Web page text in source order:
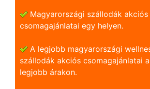
Magyarországi szállodák akciós
csomagajánlatai egy helyen.
A legjobb magyarországi
szállodák akciós csomagajánlatai a
legjobb árakon.